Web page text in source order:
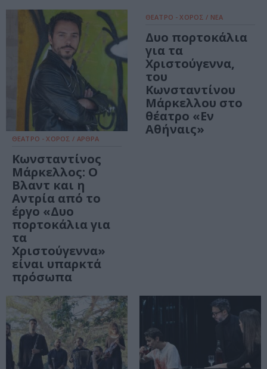
ΘΕΑΤΡΟ - ΧΟΡΟΣ / ΑΡΘΡΑ
Κωνσταντίνος
Μάρκελλος: Ο
Βλαντ και η
Αντρία από το
έργο «Δυο
πορτοκάλια για
τα
Χριστούγεννα»
είναι υπαρκτά
πρόσωπα
ΘΕΑΤΡΟ - ΧΟΡΟΣ / ΝΕΑ
Δυο πορτοκάλια
για τα
Χριστούγεννα,
του
Κωνσταντίνου
Μάρκελλου στο
θέατρο «Εν
Αθήναις»